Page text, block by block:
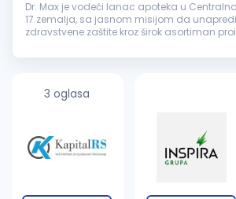
Dr. Max je vodeći lanac apoteka u
17 zemalja, sa jasnom misijom da
zdravstvene zaštite kroz širok asortiman
širenju poslov...
3 oglasa